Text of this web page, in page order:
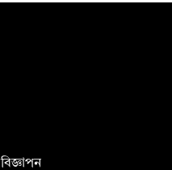
বিজ্ঞাপন